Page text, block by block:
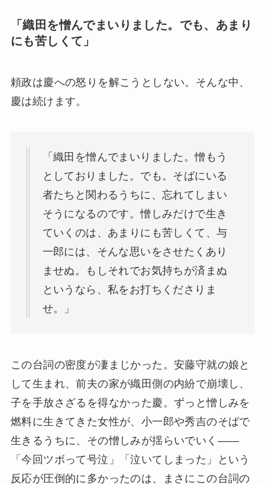
「織田を憎んでまいりました。でも、あまり
にも苦しくて」
頼政は慶への怒りを解こうとしない。そんな中、
慶は続けます。
「織田を憎んでまいりました。憎もう
としておりました。でも。そばにいる
者たちと関わるうちに、忘れてしまい
そうになるのです。憎しみだけで生き
ていくのは、あまりにも苦しくて、与
一郎には、そんな思いをさせたくあり
ませぬ。もしそれでお気持ちが済まぬ
というなら、私をお打ちくださりま
せ。」
この台詞の密度が凄まじかった。安藤守就の娘と
して生まれ、前夫の家が織田側の内紛で崩壊し、
子を手放さざるを得なかった慶。ずっと憎しみを
燃料に生きてきた女性が、小一郎や秀吉のそばで
生きるうちに、その憎しみが揺らいでいく——
「今回ツボって号泣」「泣いてしまった」という
反応が圧倒的に多かったのは、まさにこの台詞の